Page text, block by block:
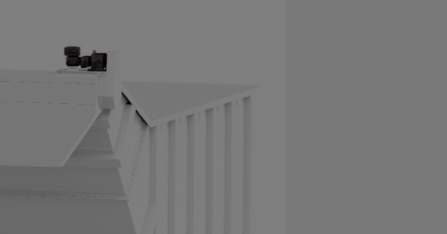
Pour des copeaux courts sédimentables
et des boues à haut débit de réfrigérant